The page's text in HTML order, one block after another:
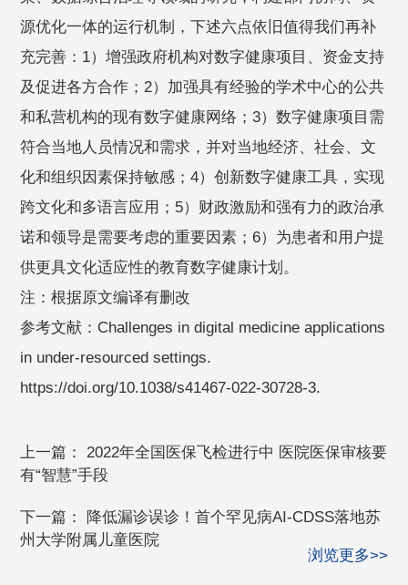
源优化一体的运行机制，下述六点依旧值得我们再补
充完善：1）增强政府机构对数字健康项目、资金支持
及促进各方合作；2）加强具有经验的学术中心的公共
和私营机构的现有数字健康网络；3）数字健康项目需
符合当地人员情况和需求，并对当地经济、社会、文
化和组织因素保持敏感；4）创新数字健康工具，实现
跨文化和多语言应用；5）财政激励和强有力的政治承
诺和领导是需要考虑的重要因素；6）为患者和用户提
供更具文化适应性的教育数字健康计划。
注：根据原文编译有删改
参考文献：Challenges in digital medicine applications
in under-resourced settings.
https://doi.org/10.1038/s41467-022-30728-3.
上一篇：2022年全国医保飞检进行中 医院医保审核要
有“智慧”手段
下一篇： 降低漏诊误诊！首个罕见病AI-CDSS落地苏
州大学附属儿童医院
浏览更多>>